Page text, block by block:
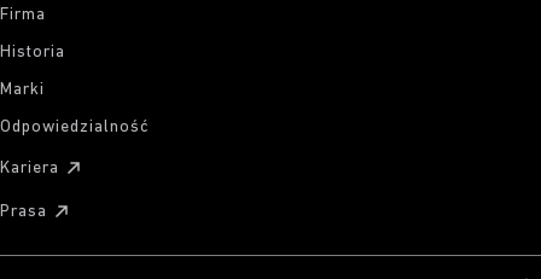
Firma
Historia
Marki
Odpowiedzialność
Kariera
Prasa